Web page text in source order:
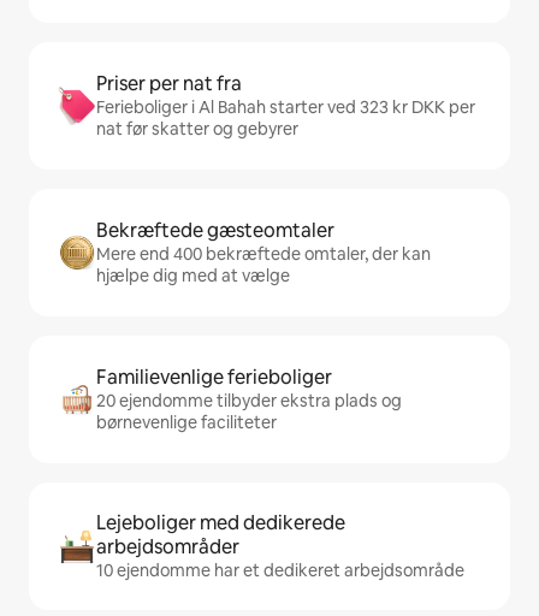
Priser per nat fra
Ferieboliger i Al Bahah starter ved 323 kr DKK per
nat før skatter og gebyrer
Bekræftede gæsteomtaler
Mere end 400 bekræftede omtaler, der kan
hjælpe dig med at vælge
Familievenlige ferieboliger
20 ejendomme tilbyder ekstra plads og
børnevenlige faciliteter
Lejeboliger med dedikerede
arbejdsområder
10 ejendomme har et dedikeret arbejdsområde